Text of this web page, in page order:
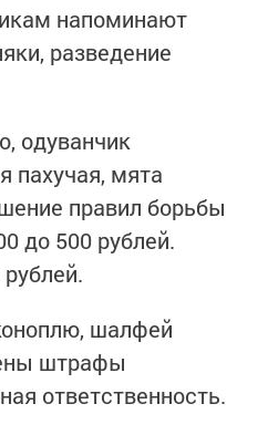
напоминают
разведение
одуванчик
пахучая, мята
правил борьбы
до 500 рублей.
шалфей
штрафы
ответственность.